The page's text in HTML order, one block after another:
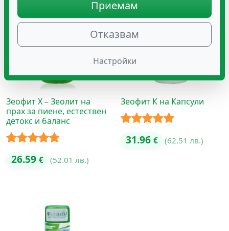
Зеофит Х – Зеолит на
прах за пиене, естествен
детокс и баланс
Оценено с
26.59 € (52.01 лв.)
Зеофит К на Капсули
Оценено с
31.96 € (62.51 лв.)
Приемам
Отказвам
Настройки